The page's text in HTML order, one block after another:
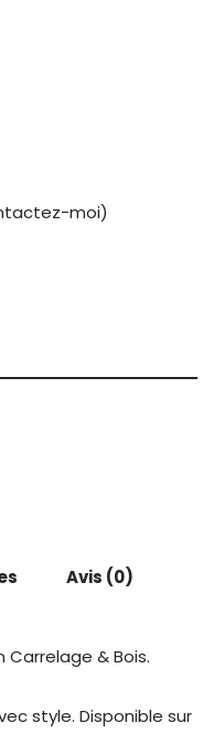
moi)
Avis (0)
Carrelage & Bois.
style. Disponible sur